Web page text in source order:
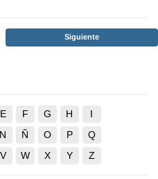
Siguiente
E F G H
I
N Ñ O P
Q
V W X Y Z